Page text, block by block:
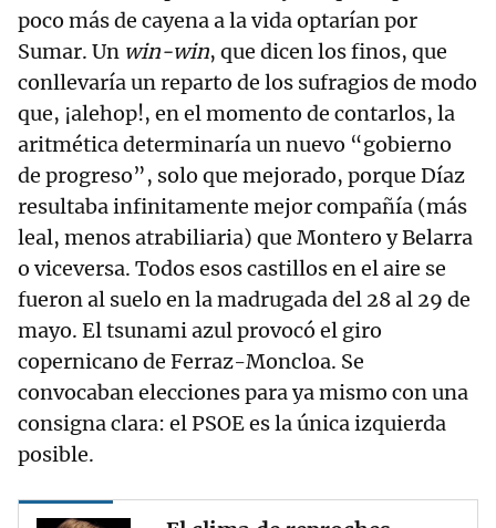
poco más de cayena a la vida optarían por
Sumar. Un win-win, que dicen los finos, que
conllevaría un reparto de los sufragios de modo
que, ¡alehop!, en el momento de contarlos, la
aritmética determinaría un nuevo “gobierno
de progreso”, solo que mejorado, porque Díaz
resultaba infinitamente mejor compañía (más
leal, menos atrabiliaria) que Montero y Belarra
o viceversa. Todos esos castillos en el aire se
fueron al suelo en la madrugada del 28 al 29 de
mayo. El tsunami azul provocó el giro
copernicano de Ferraz-Moncloa. Se
convocaban elecciones para ya mismo con una
consigna clara: el PSOE es la única izquierda
posible.